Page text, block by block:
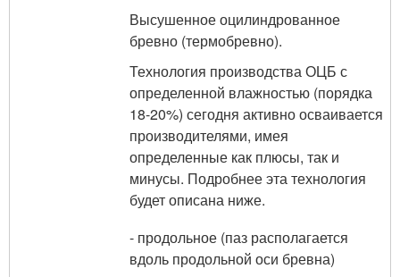
Высушенное оцилиндрованное
бревно (термобревно).
Технология производства ОЦБ с
определенной влажностью (порядка
18-20%) сегодня активно осваивается
производителями, имея
определенные как плюсы, так и
минусы. Подробнее эта технология
будет описана ниже.
- продольное (паз располагается
вдоль продольной оси бревна)